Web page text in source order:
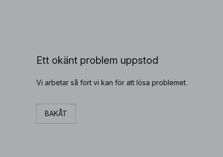
Ett okänt problem uppstod
Vi arbetar så fort vi kan för att lösa problemet.
BAKÅT